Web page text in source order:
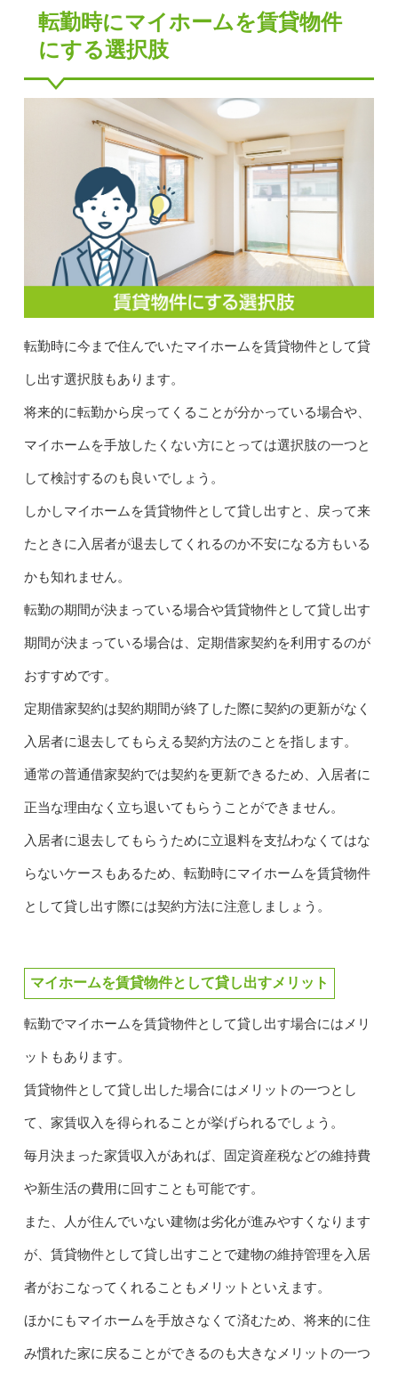
転勤時にマイホームを賃貸物件
にする選択肢
転勤時に今まで住んでいたマイホームを賃貸物件として貸
し出す選択肢もあります。
将来的に転勤から戻ってくることが分かっている場合や、
マイホームを手放したくない方にとっては選択肢の一つと
して検討するのも良いでしょう。
しかしマイホームを賃貸物件として貸し出すと、戻って来
たときに入居者が退去してくれるのか不安になる方もいる
かも知れません。
転勤の期間が決まっている場合や賃貸物件として貸し出す
期間が決まっている場合は、定期借家契約を利用するのが
おすすめです。
定期借家契約は契約期間が終了した際に契約の更新がなく
入居者に退去してもらえる契約方法のことを指します。
通常の普通借家契約では契約を更新できるため、入居者に
正当な理由なく立ち退いてもらうことができません。
入居者に退去してもらうために立退料を支払わなくてはな
らないケースもあるため、転勤時にマイホームを賃貸物件
として貸し出す際には契約方法に注意しましょう。
マイホームを賃貸物件として貸し出すメリット
転勤でマイホームを賃貸物件として貸し出す場合にはメリ
ットもあります。
賃貸物件として貸し出した場合にはメリットの一つとし
て、家賃収入を得られることが挙げられるでしょう。
毎月決まった家賃収入があれば、固定資産税などの維持費
や新生活の費用に回すことも可能です。
また、人が住んでいない建物は劣化が進みやすくなります
が、賃貸物件として貸し出すことで建物の維持管理を入居
者がおこなってくれることもメリットといえます。
ほかにもマイホームを手放さなくて済むため、将来的に住
み慣れた家に戻ることができるのも大きなメリットの一つ